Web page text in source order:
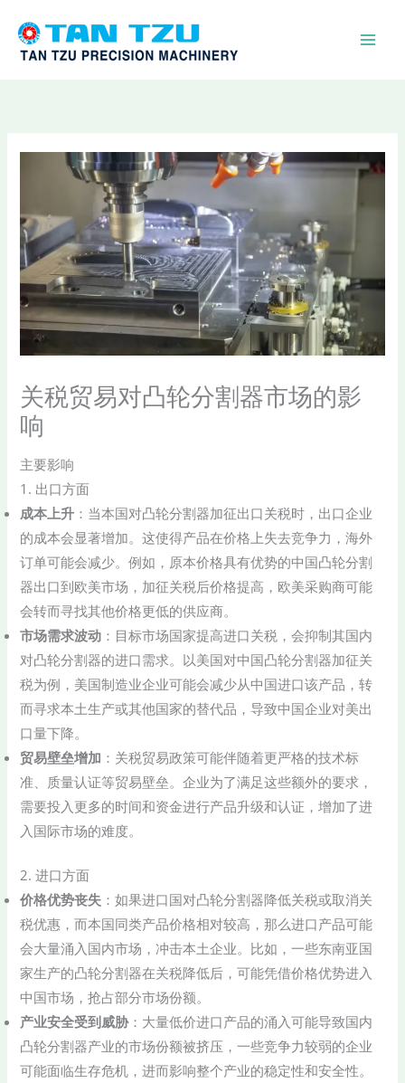
关税贸易对凸轮分割器市场的影
响
主要影响
1. 出口方面
成本上升 ：当本国对凸轮分割器加征出口关税时，出口企业
的成本会显著增加。这使得产品在价格上失去竞争力，海外
订单可能会减少。例如，原本价格具有优势的中国凸轮分割
器出口到欧美市场，加征关税后价格提高，欧美采购商可能
会转而寻找其他价格更低的供应商。
市场需求波动 ：目标市场国家提高进口关税，会抑制其国内
对凸轮分割器的进口需求。以美国对中国凸轮分割器加征关
税为例，美国制造业企业可能会减少从中国进口该产品，转
而寻求本土生产或其他国家的替代品，导致中国企业对美出
口量下降。
贸易壁垒增加 ：关税贸易政策可能伴随着更严格的技术标
准、质量认证等贸易壁垒。企业为了满足这些额外的要求，
需要投入更多的时间和资金进行产品升级和认证，增加了进
入国际市场的难度。
2. 进口方面
价格优势丧失 ：如果进口国对凸轮分割器降低关税或取消关
税优惠，而本国同类产品价格相对较高，那么进口产品可能
会大量涌入国内市场，冲击本土企业。比如，一些东南亚国
家生产的凸轮分割器在关税降低后，可能凭借价格优势进入
中国市场，抢占部分市场份额。
产业安全受到威胁：大量低价进口产品的涌入可能导致国内
凸轮分割器产业的市场份额被挤压，一些竞争力较弱的企业
可能面临生存危机，进而影响整个产业的稳定性和安全性。